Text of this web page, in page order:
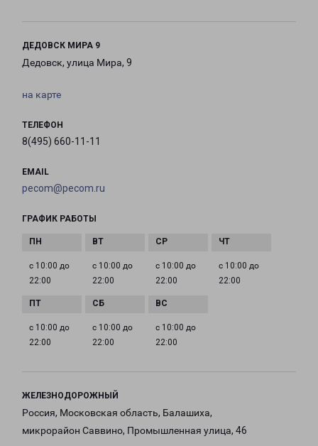
ДЕДОВСК МИРА 9
Дедовск, улица Мира, 9
на карте
ТЕЛЕФОН
8(495) 660-11-11
EMAIL
pecom@pecom.ru
ГРАФИК РАБОТЫ
с 10:00 до
22:00
с 10:00 до
22:00
с 10:00 до
22:00
с 10:00 до
22:00
с 10:00 до
22:00
с 10:00 до
22:00
с 10:00 до
22:00
ЖЕЛЕЗНОДОРОЖНЫЙ
Россия, Московская область, Балашиха,
микрорайон Саввино, Промышленная улица, 46